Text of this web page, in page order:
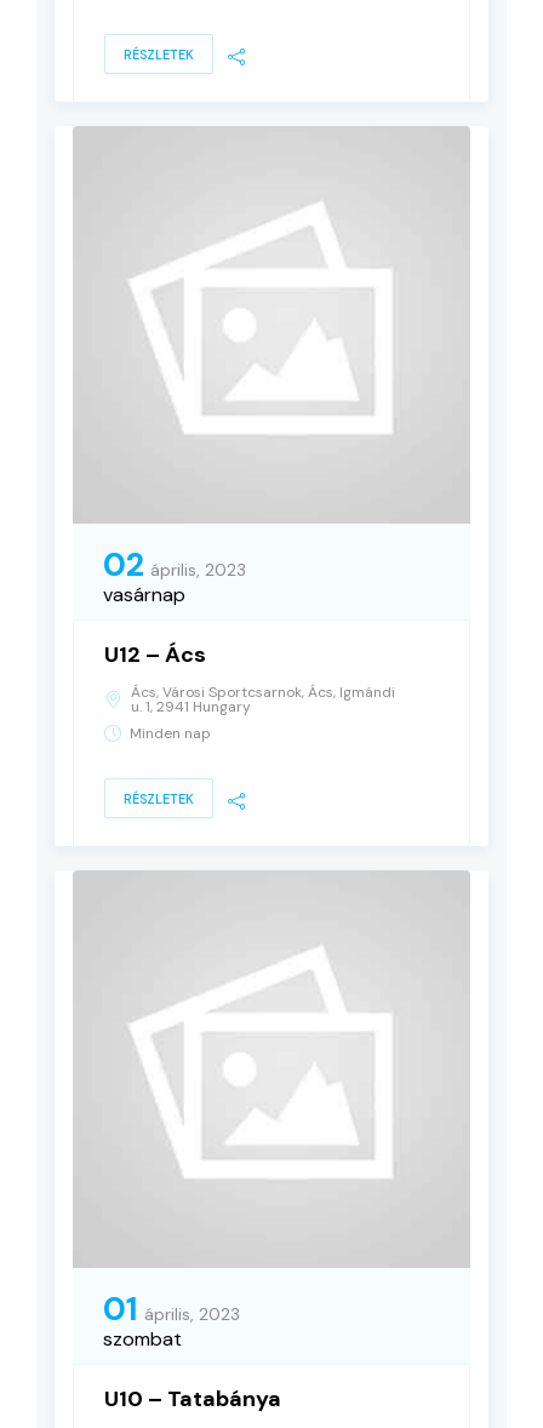
RÉSZLETEK
02 április, 2023
vasárnap
U12 – Ács
Ács, Városi Sportcsarnok, Ács, Igmándi
u. 1, 2941 Hungary
Minden nap
RÉSZLETEK
01 április, 2023
szombat
U10 – Tatabánya